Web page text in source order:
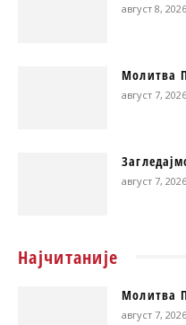
август 8, 2026
Молитва
август 7, 2026
август 7, 2026
Најчитаније
Молитва
август 7, 2026